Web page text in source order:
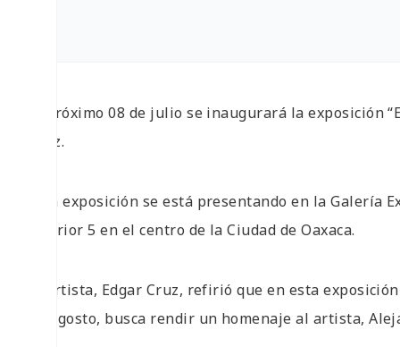
El próximo 08 de julio se inaugurará la exposición
Cruz.
Esta exposición se está presentando en la Galería
interior 5 en el centro de la Ciudad de Oaxaca.
El artista, Edgar Cruz, refirió que en esta
de agosto, busca rendir un homenaje al artista,